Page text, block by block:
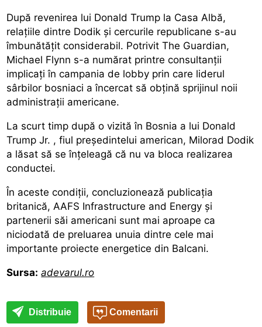
După revenirea lui Donald Trump la Casa Albă,
relațiile dintre Dodik și cercurile republicane s-au
îmbunătățit considerabil. Potrivit The Guardian,
Michael Flynn s-a numărat printre consultanții
implicați în campania de lobby prin care liderul
sârbilor bosniaci a încercat să obțină sprijinul noii
administrații americane.
La scurt timp după o vizită în Bosnia a lui Donald
Trump Jr. , fiul președintelui american, Milorad Dodik
a lăsat să se înțeleagă că nu va bloca realizarea
conductei.
În aceste condiții, concluzionează publicația
britanică, AAFS Infrastructure and Energy și
partenerii săi americani sunt mai aproape ca
niciodată de preluarea unuia dintre cele mai
importante proiecte energetice din Balcani.
Sursa: adevarul.ro
Distribuie Comentarii